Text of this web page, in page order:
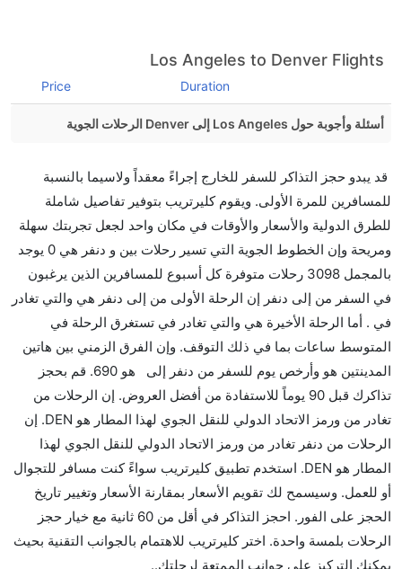
Los Angeles to Denver Flights
Duration
Price
أسئلة وأجوبة حول Los Angeles إلى Denver الرحلات الجوية
رحلة مباشرة من إلىدنفر مما تستغرقه الخطوط الجوية
الأخرى؟
نعم. توفر كل من American Airlines أسرع رحلات
الطيران على هذا الطريق،
هل توفر شركات الطيران مساحة إضافية للنوم؟
كثير من خطوط طيران درجة رجال الأعمال توفر مساحة
إضافية للنوم.
هل يمكنني حمل طعامي الخاص؟
نعم، يمكنك حمل طعامك الخاص، و لكن يجب أن يكون معبئا
بشكل جيد.
هل سيقدم لي الكحول على متن رحلة من إلى دنفر؟
لا تقدم شركة الطيران الكحول على متن رحلة داخلية. يتم
تقديم الكحول على متن الرحلات الدولية فقط.
ما متوسط أسعار رحلة الدرجة الاقتصادية من إلى دنفر؟
قد يبدو حجز التذاكر للسفر للخارج إجراءً معقداً ولاسيما بالنسبة
للمسافرين للمرة الأولى. ويقوم كليرتريب بتوفير تفاصيل شاملة
للطرق الدولية والأسعار والأوقات في مكان واحد لجعل تجربتك سهلة
ومريحة وإن الخطوط الجوية التي تسير رحلات بين و دنفر هي 0 يوجد
بالمجمل 3098 رحلات متوفرة كل أسبوع للمسافرين الذين يرغبون
في السفر من إلى دنفر إن الرحلة الأولى من إلى دنفر هي والتي تغادر
في . أما الرحلة الأخيرة هي والتي تغادر في تستغرق الرحلة في
المتوسط ساعات بما في ذلك التوقف. وإن الفرق الزمني بين هاتين
المدينتين هو وأرخص يوم للسفر من دنفر إلى هو 690. قم بحجز
تذاكرك قبل 90 يوماً للاستفادة من أفضل العروض. إن الرحلات من
تغادر من ورمز الاتحاد الدولي للنقل الجوي لهذا المطار هو DEN. إن
الرحلات من دنفر تغادر من ورمز الاتحاد الدولي للنقل الجوي لهذا
المطار هو DEN. استخدم تطبيق كليرتريب سواءً كنت مسافر للتجوال
أو للعمل. وسيسمح لك تقويم الأسعار بمقارنة الأسعار وتغيير تاريخ
الحجز على الفور. احجز التذاكر في أقل من 60 ثانية مع خيار حجز
الرحلات بلمسة واحدة. اختر كليرتريب للاهتمام بالجوانب التقنية بحيث
يمكنك التركيز على جوانب الممتعة لرحلتك..